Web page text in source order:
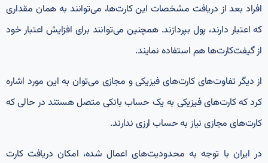
افراد بعد از دریافت مشخصات این کارت‌ها، می‌توانند به همان مقداری
که اعتبار دارند، پول بپردازند. همچنین می‌توانند برای افزایش اعتبار خود
از گیفت‌کارت‌ها هم استفاده نمایند.
از دیگر تفاوت‌های کارت‌های فیزیکی و مجازی می‌توان به این مورد اشاره
کرد که کارت‌های فیزیکی به یک حساب بانکی متصل هستند در حالی که
کارت‌های مجازی نیاز به حساب ارزی ندارند.
در ایران با توجه به محدودیت‌های اعمال شده، امکان دریافت کارت